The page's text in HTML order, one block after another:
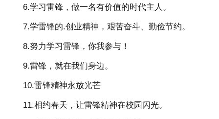
6.学习雷锋，做一名有价值的时代主人。
7.学雷锋的.创业精神，艰苦奋斗、勤俭节约。
8.努力学习雷锋，你我参与！
9.雷锋，就在我们身边。
10.雷锋精神永放光芒
11.相约春天，让雷锋精神在校园闪光。